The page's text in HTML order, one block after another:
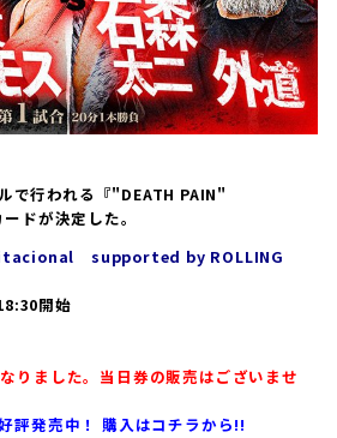
で行われる『"DEATH PAIN"
ドが決定した。
supported by ROLLING
開始
りました。当日券の販売はございませ
評発売中！ 購入はコチラから!!